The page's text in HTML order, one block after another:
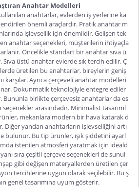
Anahtar Modelleri
anahtarlar, evlerden iş yerlerine ka
önemli araçlardır. Pratikanahtar m
işlevsellik için önemlidir. Gelişen tek
anahtar seçenekleri, müşterilerin ihtiyaçla
Öncelikle standart bir anahtar sıva ü
Sıva üstü anahtarevlerde sık tercih edilir. Ç
üretilen bu anahtarlar, bireylerin geniş
karşılar. Ayrıca çerçeveli anahtar modelleri
Dokunmatik teknolojiyle entegre ediler
Bununla birlikte çerçevesiz anahtarlar da es
arasındadır. Minimalist tasarıml
mekanlara modern bir hava katarak d
Diğer yandan anahtarların işlevselliğini artı
bulunur. Bu tip ürünler, ışık şiddetini ayarl
istenilen atmosferi yaratmak için ideald
sıra çeşitli çerçeve seçenekleri de sunul
gibi değişen materyallerden üretilen çer
tercihlerine uygun olarak seçilebilir. Bu ş
genel tasarımına uyum gösterir.